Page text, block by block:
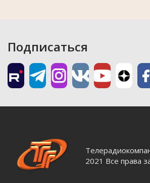
Подписаться
2021 Все права